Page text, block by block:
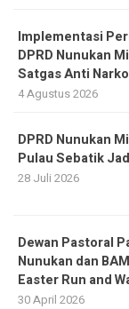
Implementasi
DPRD Nunukan
Satgas Anti
4 Agustus 2026
DPRD Nunukan
Pulau Sebatik
28 Juli 2026
Dewan Pastoral
Nunukan dan
Easter Run and
30 April 2026